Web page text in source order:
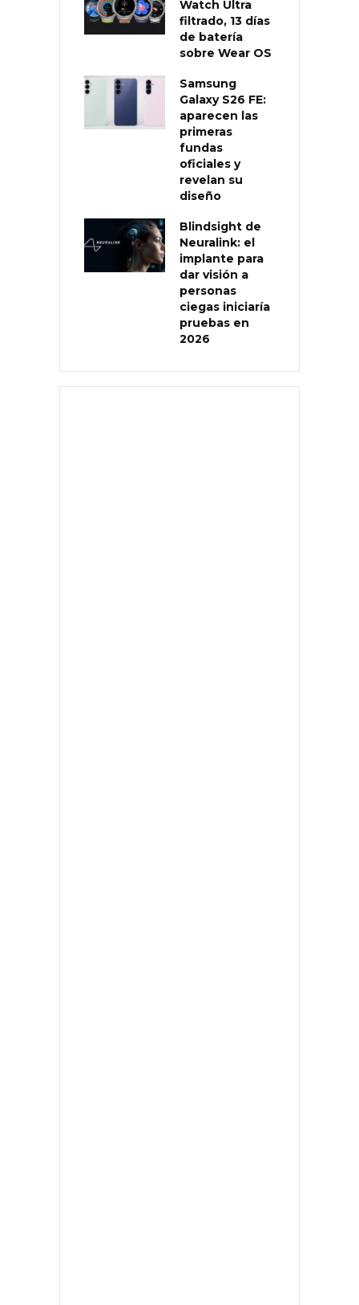
Watch Ultra
filtrado, 13 días
de batería
sobre Wear OS
Samsung
Galaxy S26 FE:
aparecen las
primeras
fundas
oficiales y
revelan su
diseño
Blindsight de
Neuralink: el
implante para
dar visión a
personas
ciegas iniciaría
pruebas en
2026